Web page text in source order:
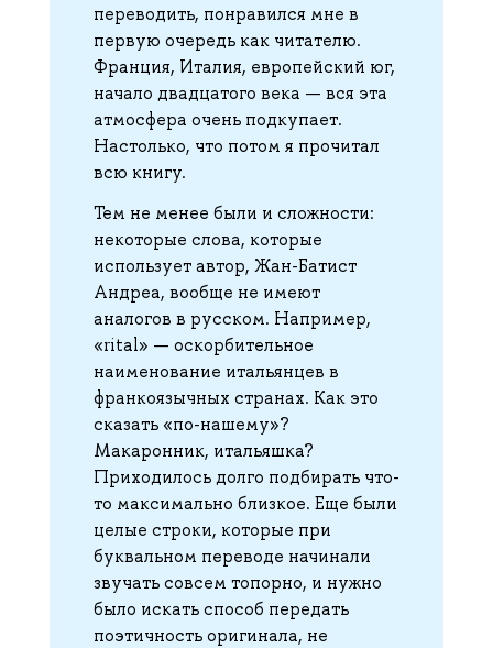
переводить, понравился мне в
первую очередь как читателю.
Франция, Италия, европейский юг,
начало двадцатого века — вся эта
атмосфера очень подкупает.
Настолько, что потом я прочитал
всю книгу.
Тем не менее были и сложности:
некоторые слова, которые
использует автор, Жан-Батист
Андреа, вообще не имеют
аналогов в русском. Например,
«rital» — оскорбительное
наименование итальянцев в
франкоязычных странах. Как это
сказать «по-нашему»?
Макаронник, итальяшка?
Приходилось долго подбирать что-
то максимально близкое. Еще были
целые строки, которые при
буквальном переводе начинали
звучать совсем топорно, и нужно
было искать способ передать
поэтичность оригинала, не